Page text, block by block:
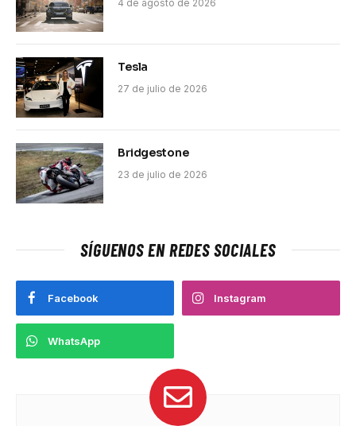
4 de agosto de 2026
Tesla
27 de julio de 2026
Bridgestone
23 de julio de 2026
SÍGUENOS EN REDES SOCIALES
Facebook Instagram
WhatsApp